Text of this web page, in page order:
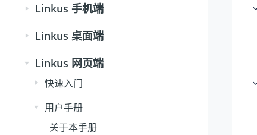
Linkus 手机端
Linkus 桌面端
Linkus 网页端
快速入门
用户手册
关于本手册